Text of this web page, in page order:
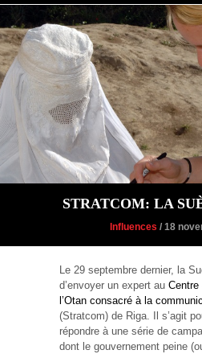
STRATCOM: LA
Influences / 18
Le 29 septembre dernier, la
d’envoyer un expert au Centre
l’Otan consacré à la
(Stratcom) de Riga. Il s’agit
répondre à une série de
dont le gouvernement peine